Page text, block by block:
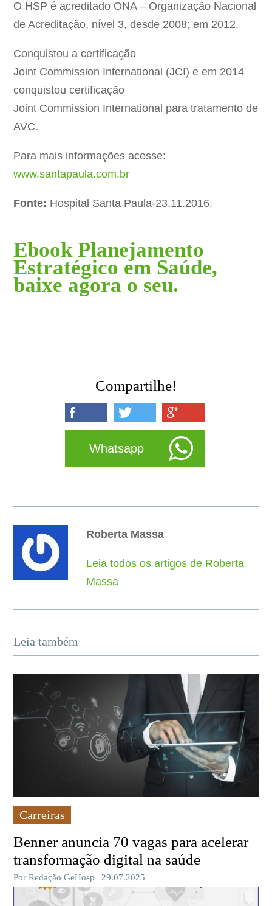
O HSP é acreditado ONA – Organização Nacional
de Acreditação, nível 3, desde 2008; em 2012.
Conquistou a certificação
Joint Commission International (JCI) e em 2014
conquistou certificação
Joint Commission International para tratamento de
AVC.
Para mais informações acesse:
www.santapaula.com.br
Fonte: Hospital Santa Paula-23.11.2016.
Ebook Planejamento
Estratégico em Saúde,
baixe agora o seu.
Compartilhe!
Whatsapp
Roberta Massa
Leia todos os artigos de Roberta
Massa
Leia também
Carreiras
Benner anuncia 70 vagas para acelerar
transformação digital na saúde
Por Redação GeHosp | 29.07.2025